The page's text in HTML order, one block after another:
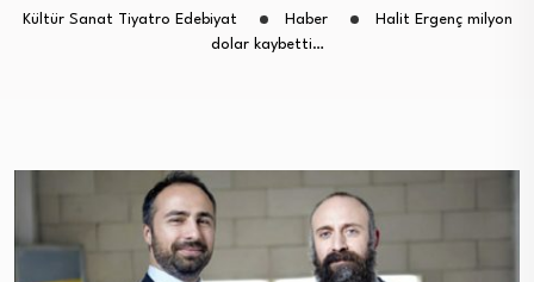
Kültür Sanat Tiyatro Edebiyat Haber
Halit Ergenç milyon
dolar kaybetti…